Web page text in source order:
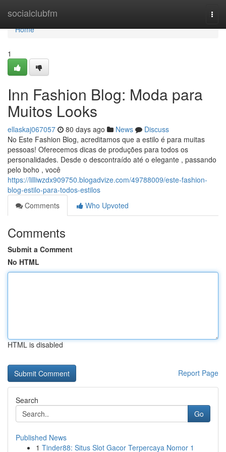
socialclubfm
Home
Home
1
Inn Fashion Blog: Moda para
Muitos Looks
ellaskaj067057 80 days ago News
Discuss
No Este Fashion Blog, acreditamos que a estilo é para muitas
pessoas! Oferecemos dicas de produções para todos os
personalidades. Desde o descontraído até o elegante , passando
pelo boho , você
https://lilliwzdx909750.blogadvize.com/49788009/este-fashion-
blog-estilo-para-todos-estilos
Comments
Who Upvoted
Comments
Submit a Comment
No HTML
HTML is disabled
Report Page
Search
Go
Published News
1 Tinder88: Situs Slot Gacor Terpercaya Nomor 1